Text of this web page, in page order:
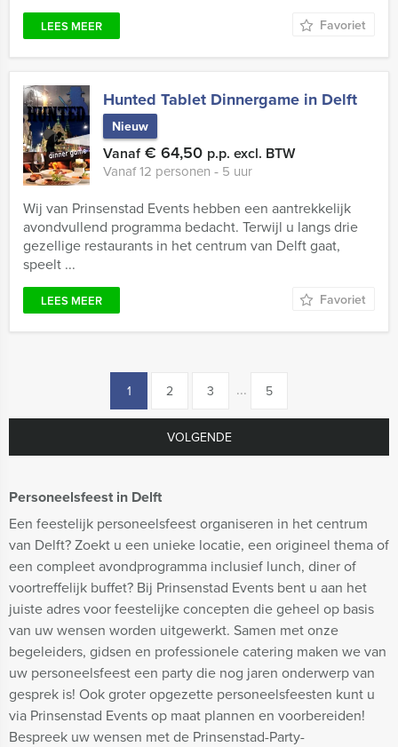
Personeelsfeest in Delft
Een feestelijk personeelsfeest organiseren in het centrum
van Delft? Zoekt u een unieke locatie, een origineel thema of
een compleet avondprogramma inclusief lunch, diner of
voortreffelijk buffet? Bij Prinsenstad Events bent u aan het
juiste adres voor feestelijke concepten die geheel op basis
van uw wensen worden uitgewerkt. Samen met onze
begeleiders, gidsen en professionele catering maken we van
uw personeelsfeest een party die nog jaren onderwerp van
gesprek is! Ook groter opgezette personeelsfeesten kunt u
via Prinsenstad Events op maat plannen en voorbereiden!
Bespreek uw wensen met de Prinsenstad-Party-
LEES MEER Favoriet
Hunted Tablet Dinnergame in Delft
Nieuw
Vanaf€ 64,50 p.p. excl. BTW
Vanaf 12 personen ‐ 5 uur
Wij van Prinsenstad Events hebben een aantrekkelijk
avondvullend programma bedacht. Terwijl u langs drie
gezellige restaurants in het centrum van Delft gaat,
speelt ...
LEES MEER Favoriet
1 2 3 ... 5
VOLGENDE